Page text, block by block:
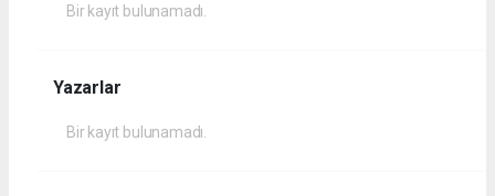
Bir kayıt bulunamadı.
Yazarlar
Bir kayıt bulunamadı.